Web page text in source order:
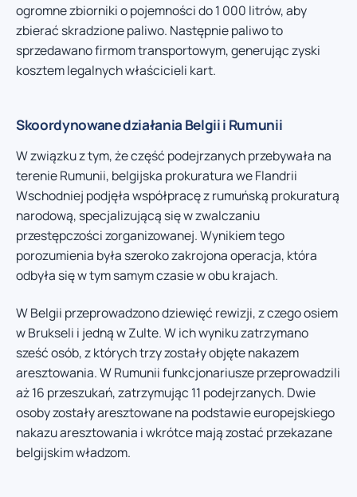
ogromne zbiorniki o pojemności do 1 000 litrów, aby
zbierać skradzione paliwo. Następnie paliwo to
sprzedawano firmom transportowym, generując zyski
kosztem legalnych właścicieli kart.
Skoordynowane działania Belgii i Rumunii
W związku z tym, że część podejrzanych przebywała na
terenie Rumunii, belgijska prokuratura we Flandrii
Wschodniej podjęła współpracę z rumuńską prokuraturą
narodową, specjalizującą się w zwalczaniu
przestępczości zorganizowanej. Wynikiem tego
porozumienia była szeroko zakrojona operacja, która
odbyła się w tym samym czasie w obu krajach.
W Belgii przeprowadzono dziewięć rewizji, z czego osiem
w Brukseli i jedną w Zulte. W ich wyniku zatrzymano
sześć osób, z których trzy zostały objęte nakazem
aresztowania. W Rumunii funkcjonariusze przeprowadzili
aż 16 przeszukań, zatrzymując 11 podejrzanych. Dwie
osoby zostały aresztowane na podstawie europejskiego
nakazu aresztowania i wkrótce mają zostać przekazane
belgijskim władzom.